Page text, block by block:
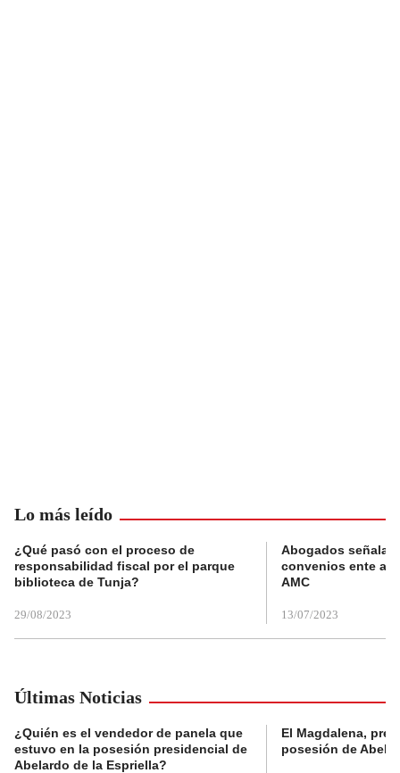
Lo más leído
¿Qué pasó con el proceso de
responsabilidad fiscal por el parque
biblioteca de Tunja?
29/08/2023
Abogados
convenios ente
AMC
13/07/2023
Últimas Noticias
¿Quién es el vendedor de panela que
estuvo en la posesión presidencial de
Abelardo de la Espriella?
El Magdalena,
posesión de